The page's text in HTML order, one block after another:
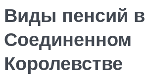
Виды пенсий в
Соединенном
Королевстве